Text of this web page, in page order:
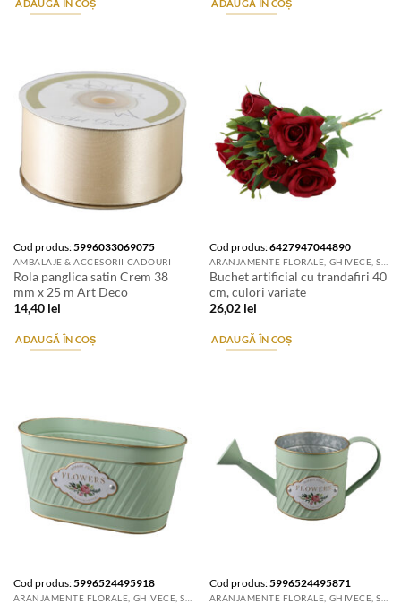
ADAUGĂ ÎN COȘ ADAUGĂ ÎN COȘ
Cod produs:5996033069075
AMBALAJE & ACCESORII CADOURI
Rola panglica satin Crem 38
mm x 25 m Art Deco
14,40 lei
ADAUGĂ ÎN COȘ
Cod produs:6427947044890
Buchet artificial cu trandafiri 40
cm, culori variate
26,02 lei
ADAUGĂ ÎN COȘ
Cod produs:5996524495918 Cod produs:5996524495871